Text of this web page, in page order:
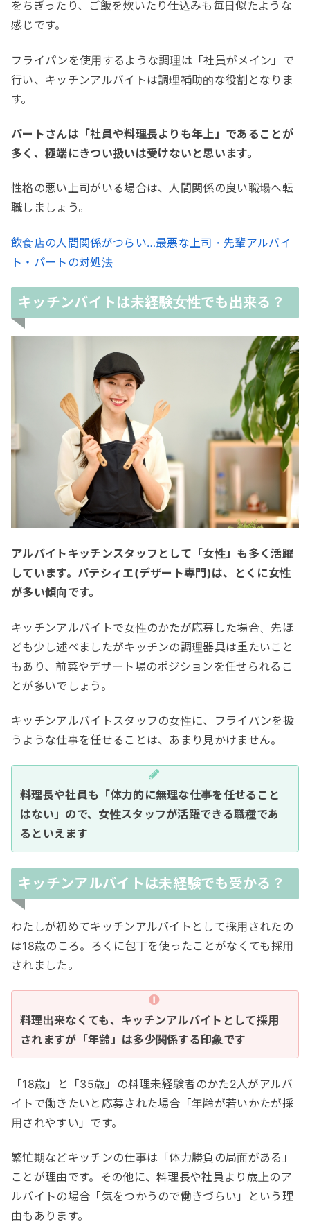
をちぎったり、ご飯を炊いたり仕込みも毎日似たような
感じです。
フライパンを使用するような調理は「社員がメイン」で
行い、キッチンアルバイトは調理補助的な役割となりま
す。
パートさんは「社員や料理長よりも年上」であることが
多く、極端にきつい扱いは受けないと思います。
性格の悪い上司がいる場合は、人間関係の良い職場へ転
職しましょう。
飲食店の人間関係がつらい…最悪な上司・先輩アルバイ
ト・パートの対処法
キッチンバイトは未経験女性でも出来る？
アルバイトキッチンスタッフとして「女性」も多く活躍
しています。パテシィエ(デザート専門)は、とくに女性
が多い傾向です。
キッチンアルバイトで女性のかたが応募した場合、先ほ
ども少し述べましたがキッチンの調理器具は重たいこと
もあり、前菜やデザート場のポジションを任せられるこ
とが多いでしょう。
キッチンアルバイトスタッフの女性に、フライパンを扱
うような仕事を任せることは、あまり見かけません。
料理長や社員も「体力的に無理な仕事を任せること
はない」ので、女性スタッフが活躍できる職種であ
るといえます
キッチンアルバイトは未経験でも受かる？
わたしが初めてキッチンアルバイトとして採用されたの
は18歳のころ。ろくに包丁を使ったことがなくても採用
されました。
料理出来なくても、キッチンアルバイトとして採用
されますが「年齢」は多少関係する印象です
「18歳」と「35歳」の料理未経験者のかた2人がアルバ
イトで働きたいと応募された場合「年齢が若いかたが採
用されやすい」です。
繁忙期などキッチンの仕事は「体力勝負の局面がある」
ことが理由です。その他に、料理長や社員より歳上のア
ルバイトの場合「気をつかうので働きづらい」という理
由もあります。